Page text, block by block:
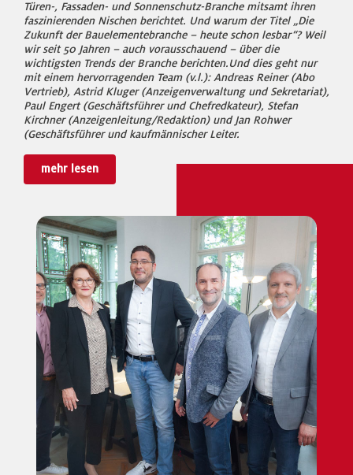
Türen-, Fassaden- und Sonnenschutz-Branche mitsamt ihren
faszinierenden Nischen berichtet. Und warum der Titel „Die
Zukunft der Bauelementebranche – heute schon lesbar“? Weil
wir seit 50 Jahren – auch vorausschauend – über die
wichtigsten Trends der Branche berichten.Und dies geht nur
mit einem hervorragenden Team (v.l.): Andreas Reiner (Abo
Vertrieb), Astrid Kluger (Anzeigenverwaltung und Sekretariat),
Paul Engert (Geschäftsführer und Chefredkateur), Stefan
Kirchner (Anzeigenleitung/Redaktion) und Jan Rohwer
(Geschäftsführer und kaufmännischer Leiter.
mehr lesen